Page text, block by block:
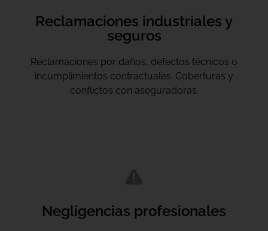
Reclamaciones industriales y
seguros
Reclamaciones por daños, defectos técnicos o
incumplimientos contractuales. Coberturas y
conflictos con aseguradoras.
Negligencias profesionales